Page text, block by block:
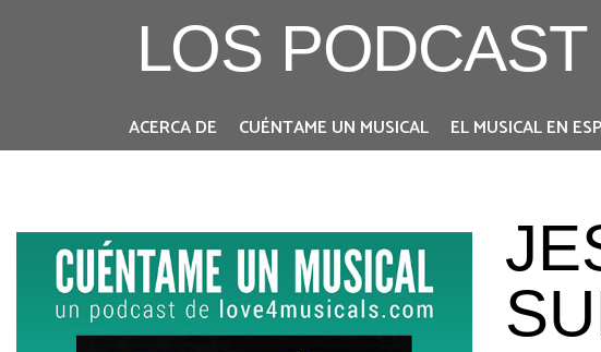
LOS
ACERCA DE CUÉNTAME UN MUSICAL EL MUSICAL EN